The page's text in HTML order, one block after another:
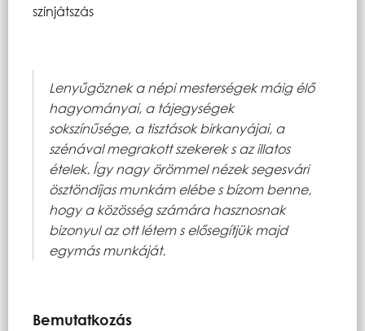
színjátszás
Lenyűgöznek a népi mesterségek máig élő
hagyományai, a tájegységek
sokszínűsége, a tisztások birkanyájai, a
szénával megrakott szekerek s az illatos
ételek. Így nagy örömmel nézek segesvári
ösztöndíjas munkám elébe s bízom benne,
hogy a közösség számára hasznosnak
bizonyul az ott létem s elősegítjük majd
egymás munkáját.
Bemutatkozás